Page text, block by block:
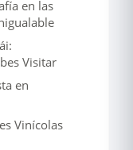
en las
Visitar
en
Vinícolas